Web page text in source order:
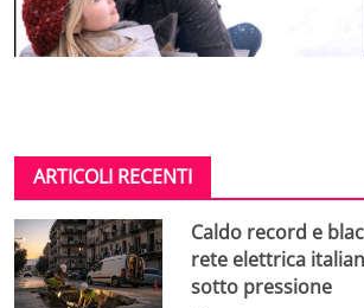
ARTICOLI RECENTI
Caldo record e
rete elettrica
sotto pressione